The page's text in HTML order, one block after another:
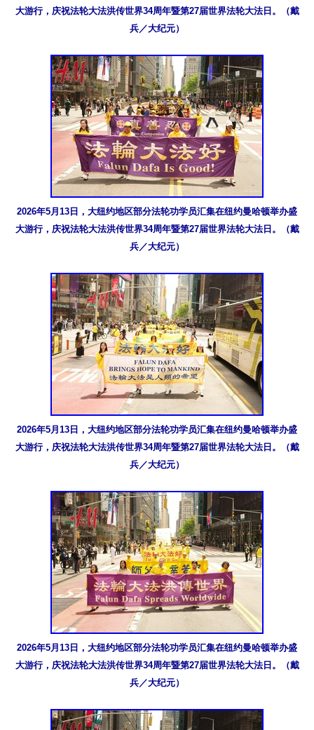
大游行，庆祝法轮大法洪传世界34周年暨第27届世界法轮大法日。（戴
兵／大纪元）
2026年5月13日，大纽约地区部分法轮功学员汇集在纽约曼哈顿举办盛
大游行，庆祝法轮大法洪传世界34周年暨第27届世界法轮大法日。（戴
兵／大纪元）
2026年5月13日，大纽约地区部分法轮功学员汇集在纽约曼哈顿举办盛
大游行，庆祝法轮大法洪传世界34周年暨第27届世界法轮大法日。（戴
兵／大纪元）
2026年5月13日，大纽约地区部分法轮功学员汇集在纽约曼哈顿举办盛
大游行，庆祝法轮大法洪传世界34周年暨第27届世界法轮大法日。（戴
兵／大纪元）